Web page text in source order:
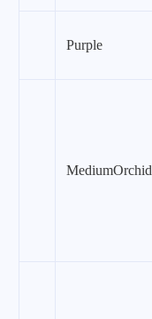
Purple
MediumOrchid